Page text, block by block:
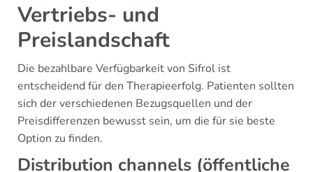
Vertriebs- und
Preislandschaft
Die bezahlbare Verfügbarkeit von Sifrol ist
entscheidend für den Therapieerfolg. Patienten sollten
sich der verschiedenen Bezugsquellen und der
Preisdifferenzen bewusst sein, um die für sie beste
Option zu finden.
Distribution channels (öffentliche